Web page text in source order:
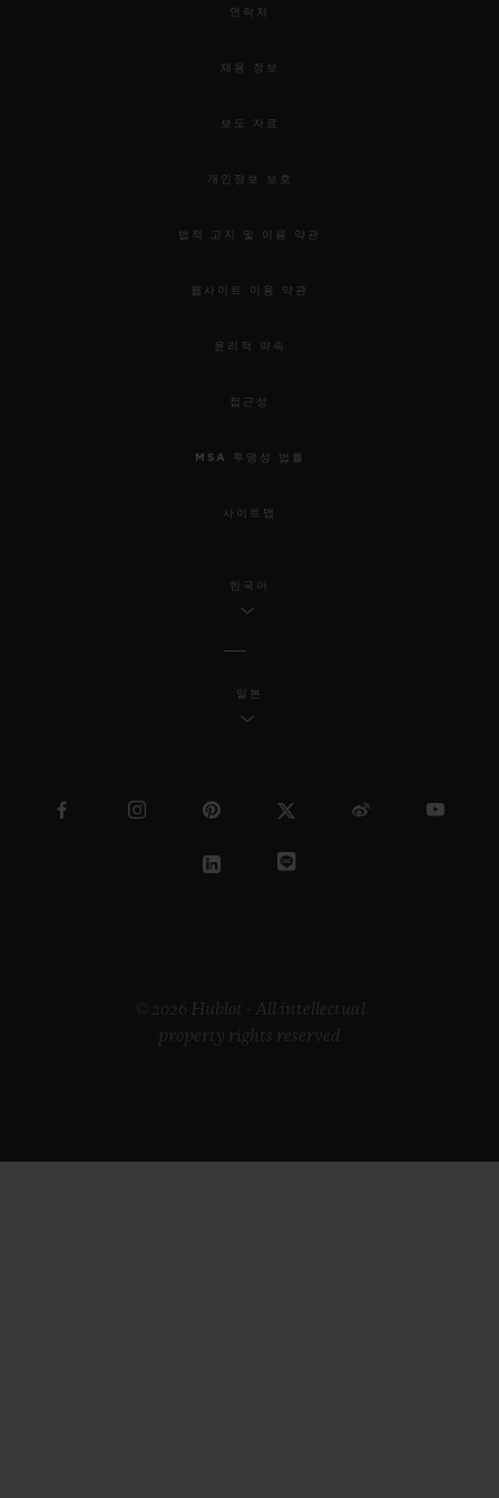
연락처
채용 정보
보도 자료
개인정보 보호
법적 고지 및 이용 약관
웹사이트 이용 약관
윤리적 약속
접근성
MSA 투명성 법률
사이트맵
한국어
일본
© 2026 Hublot - All intellectual
property rights reserved